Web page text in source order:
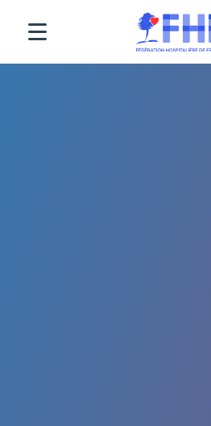
Panneau de gestion des cookies